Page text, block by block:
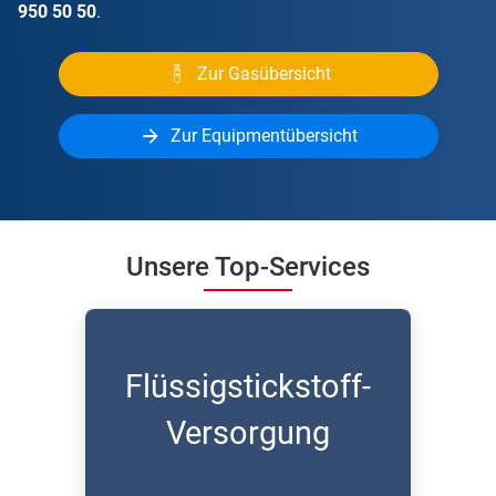
950 50 50.
Zur Gasübersicht
Zur Equipmentübersicht
Unsere Top-Services
Flüssigstickstoff-
Versorgung